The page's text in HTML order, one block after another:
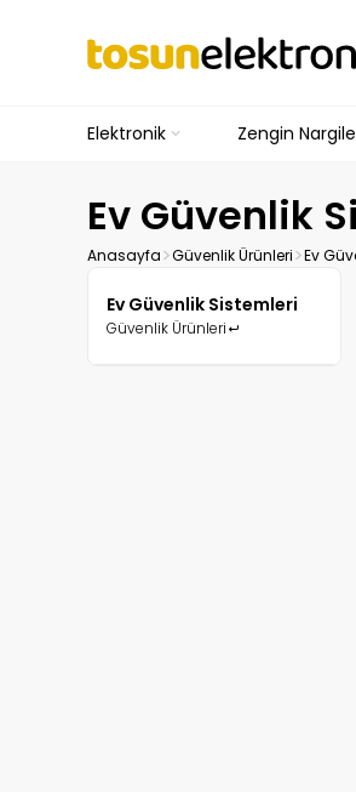
Elektronik Zengin
Ev Güvenlik
Anasayfa Güvenlik Ürünleri Ev
Ev Güvenlik Sistemleri
Güvenlik Ürünleri